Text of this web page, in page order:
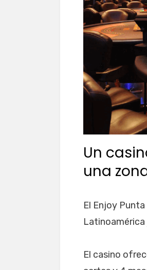
Un
una
El Enjoy
El casino